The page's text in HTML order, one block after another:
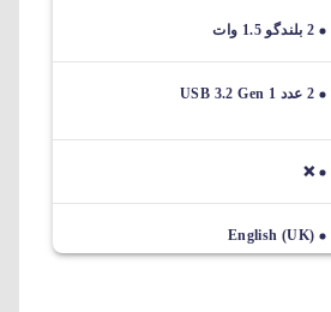
2 بلندگو 1.5 وات
2 عدد USB 3.2 Gen 1
❌
English (UK)